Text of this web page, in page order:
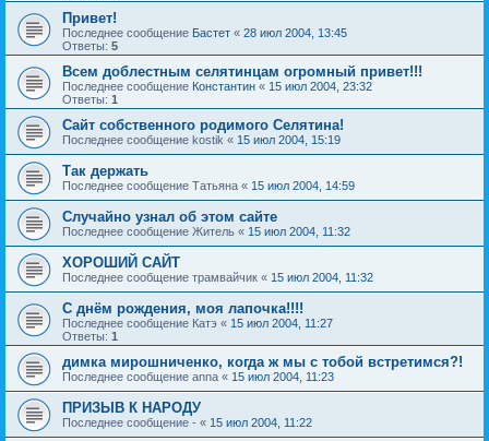
Привет!
Последнее сообщение Бастет « 28 июл 2004, 13:45
Ответы: 5
Всем доблестным селятинцам огромный привет!!!
Последнее сообщение Константин « 15 июл 2004, 23:32
Ответы: 1
Сайт собственного родимого Селятина!
Последнее сообщение kostik « 15 июл 2004, 15:19
Так держать
Последнее сообщение Татьяна « 15 июл 2004, 14:59
Случайно узнал об этом сайте
Последнее сообщение Житель « 15 июл 2004, 11:32
ХОРОШИЙ САЙТ
Последнее сообщение трамвайчик « 15 июл 2004, 11:32
С днём рождения, моя лапочка!!!!
Последнее сообщение Катэ « 15 июл 2004, 11:27
Ответы: 1
димка мирошниченко, когда ж мы с тобой встретимся?!
Последнее сообщение anna « 15 июл 2004, 11:23
ПРИЗЫВ К НАРОДУ
Последнее сообщение - « 15 июл 2004, 11:22